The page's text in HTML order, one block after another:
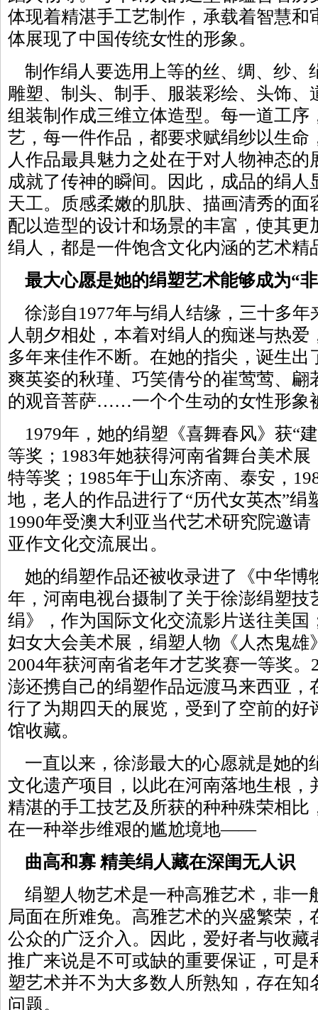
体现着精湛手工艺制作，承载着智慧和
体展现了中国传统女性的形象。
制作绢人要选用上等的丝、绸、纱、
雕塑、制头、制手、服装彩绘、头饰、
组装制作成三维立体造型。每一道工序
艺，每一件作品，都要求赋绢纱以生命
人作品最具魅力之处在于对人物神态
成就了传神的瞬间。因此，成品的绢
天工。质感柔嫩的肌肤、描画清秀的
配以造型的设计和场景的丰富，使其更
绢人，都是一件饱含文化内涵的艺术精
最大心愿是她的绢塑艺术能够成为“
徐澎自1977年与绢人结缘，三十多年
人朝夕相处，本着对绢人的痴迷与热
多年来佳作不断。在她的指尖，诞生
爽英姿的秋瑾、巧笑倩兮的崔莺莺、翩
的观音菩萨……一个个生动的女性形象
1979年，她的绢塑《喜舞春风》获“
等奖；1983年她获得河南省舞台美术
特等奖；1985年于山东济南、泰安，
地，老人的作品进行了“历代女英杰”绢
1990年受澳大利亚当代艺术研究院邀
亚作文化交流展出。
她的绢塑作品还被收录进了《中华博
年，河南电视台摄制了关于徐澎绢塑技
绢》，作为国际文化交流影片送往美国
妇女大会美术展，绢塑人物《人杰鬼雄
2004年获河南省老年才艺奖赛一等奖。
澎还携自己的绢塑作品远渡马来西亚，
行了为期四天的展览，受到了空前的好
馆收藏。
一直以来，徐澎最大的心愿就是她的
文化遗产项目，以此在河南落地生根，
精湛的手工技艺及所获的种种殊荣相比
在一种举步维艰的尴尬境地——
曲高和寡 精美绢人藏在深闺无人识
绢塑人物艺术是一种高雅艺术，非一
局面在所难免。高雅艺术的兴盛繁荣
公众的广泛介入。因此，爱好者与收藏
推广来说是不可或缺的重要保证，可是
塑艺术并不为大多数人所熟知，存在知
问题。